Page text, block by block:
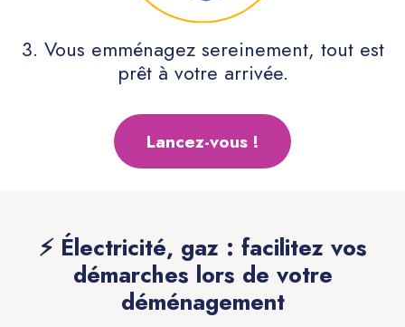
3. Vous emménagez sereinement, tout est
prêt à votre arrivée.
Lancez-vous !
⚡ Électricité, gaz : facilitez vos
démarches lors de votre
déménagement